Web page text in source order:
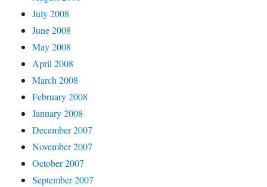
July 2008
June 2008
May 2008
April 2008
March 2008
February 2008
January 2008
December 2007
November 2007
October 2007
September 2007